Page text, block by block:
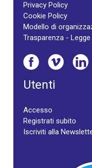
Privacy Policy
Cookie Policy
Modello di
Trasparenza -
Utenti
Accesso
Registrati subito
Iscriviti alla